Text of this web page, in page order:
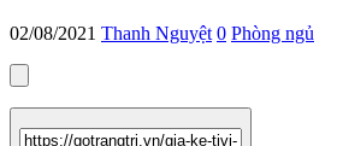
02/08/2021 Thanh Nguyệt 0 Phòng ngủ